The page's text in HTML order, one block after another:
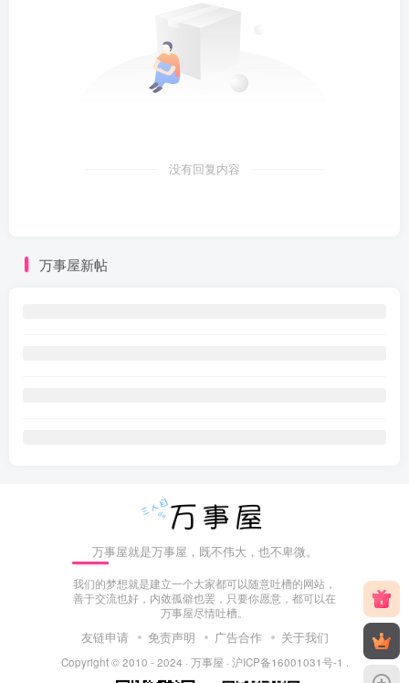
没有回复内容
万事屋新帖
万事屋就是万事屋，既不伟大，也不卑微。
我们的梦想就是建立一个大家都可以随意吐槽的网站，
善于交流也好，内敛孤僻也罢，只要你愿意，都可以在
万事屋尽情吐槽。
友链申请 免责声明 广告合作 关于我们
Copyright © 2010 - 2024 · 万事屋 · 沪ICP备16001031号-1